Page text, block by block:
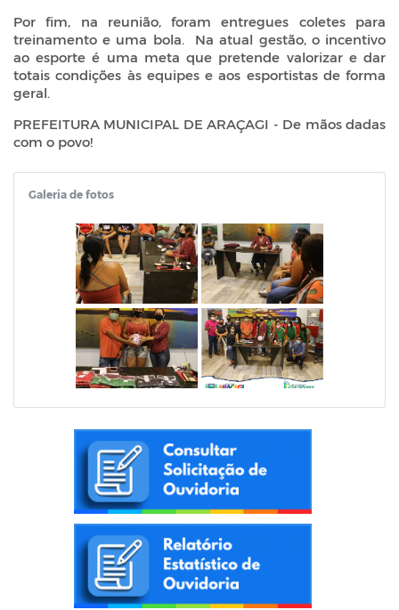
Por fim, na reunião, foram entregues coletes para
treinamento e uma bola. Na atual gestão, o incentivo
ao esporte é uma meta que pretende valorizar e dar
totais condições às equipes e aos esportistas de forma
geral.
PREFEITURA MUNICIPAL DE ARAÇAGI - De mãos dadas
com o povo!
Galeria de fotos